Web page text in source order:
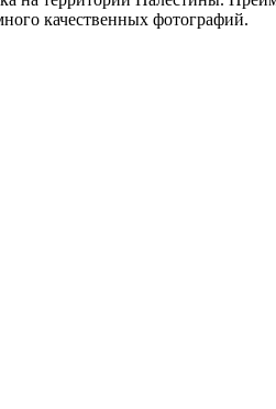
качественных фотографий.